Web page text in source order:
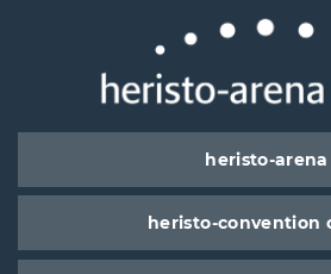
heristo-arena
heristo-convention